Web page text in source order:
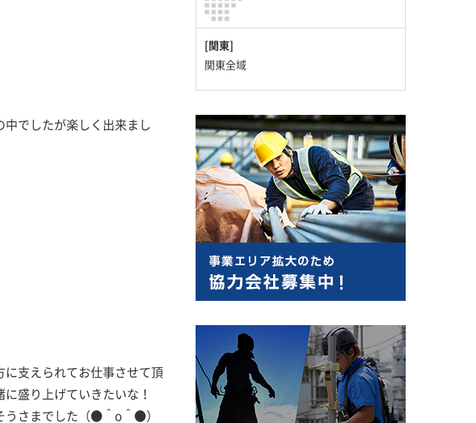
中でしたが楽しく出来まし
支えられてお仕事させて頂
盛り上げていきたいな！
うさまでした（●＾o＾●）
[関東]
関東全域